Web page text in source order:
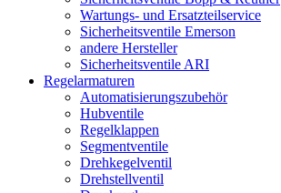
Wartungs- und Ersatzteilservice
Sicherheitsventile Emerson
andere Hersteller
Sicherheitsventile ARI
Regelarmaturen
Automatisierungszubehör
Hubventile
Regelklappen
Segmentventile
Drehkegelventil
Drehstellventil